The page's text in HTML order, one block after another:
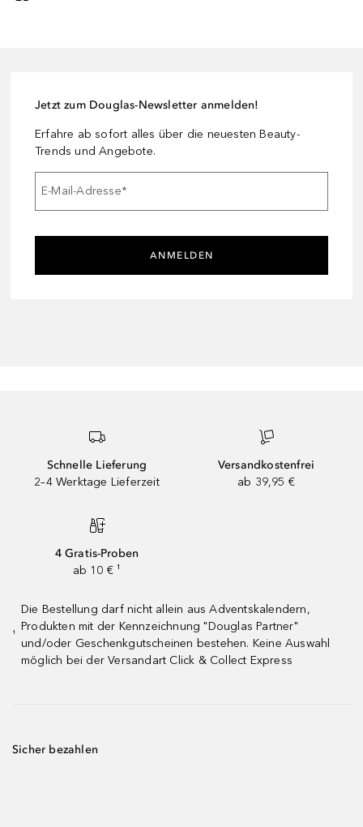
Jetzt zum Douglas-Newsletter anmelden!
Erfahre ab sofort alles über die neuesten Beauty-
Trends und Angebote.
E-Mail-Adresse*
ANMELDEN
Schnelle Lieferung
2–4 Werktage Lieferzeit
Versandkostenfrei
ab 39,95 €
4 Gratis-Proben
ab 10 € ¹
¹
Die Bestellung darf nicht allein aus Adventskalendern,
Produkten mit der Kennzeichnung "Douglas Partner"
und/oder Geschenkgutscheinen bestehen. Keine Auswahl
möglich bei der Versandart Click & Collect Express
Sicher bezahlen